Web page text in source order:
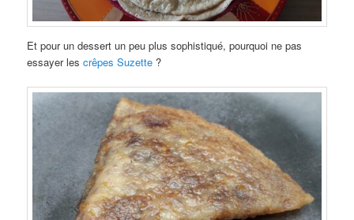
Et pour un dessert un peu plus sophistiqué, pourquoi ne pas
essayer lescrêpes Suzette ?